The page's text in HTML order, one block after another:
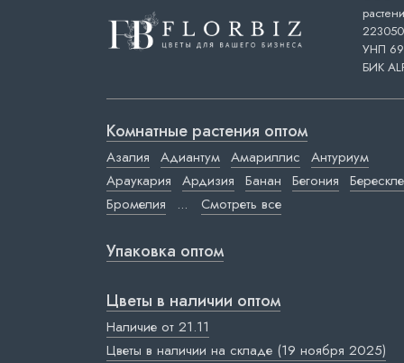
УНП
БИК
Комнатные растения оптом
Азалия Адиантум Амариллис Антуриум
Араукария Ардизия Банан Бегония
Бромелия
... Смотреть все
Упаковка оптом
Цветы в наличии оптом
Наличие от 21.11
Цветы в наличии на складе (19 ноября 2025)